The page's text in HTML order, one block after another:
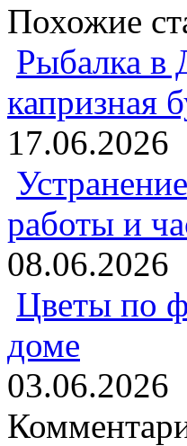
Похожие
Рыбалка в
капризная
17.06.2026
работы и
08.06.2026
Цветы по
доме
03.06.2026